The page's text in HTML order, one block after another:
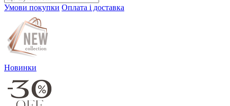
Умови покупки Оплата і доставка
Новинки